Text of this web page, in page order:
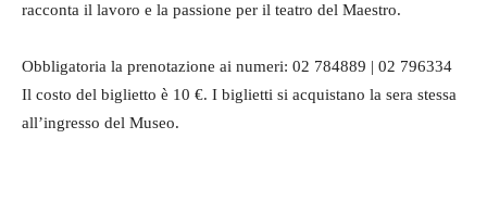
racconta il lavoro e la passione per il teatro del Maestro.
Obbligatoria la prenotazione ai numeri: 02 784889 | 02 796334
Il costo del biglietto è 10 €. I biglietti si acquistano la sera stessa
all’ingresso del Museo.